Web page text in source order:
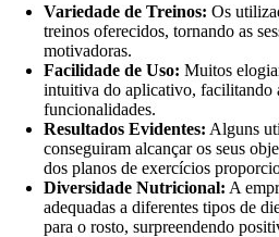
Variedade de Treinos: Os
treinos oferecidos, tornando as
motivadoras.
Facilidade de Uso: Muitos
intuitiva do aplicativo, facilitando
funcionalidades.
Resultados Evidentes: Alguns
conseguiram alcançar os seus
dos planos de exercícios
Diversidade Nutricional: A
adequadas a diferentes tipos de
para o rosto, surpreendendo